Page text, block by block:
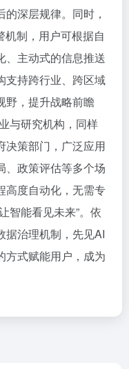
深层规律。同时，
机制，用户可根据自
、主动式的信息推送
支持跨行业、跨区域
野，提升战略前瞻
与研究机构，同样
决策部门，广泛应用
、政策评估等多个场
高度自动化，无需专
智能看见未来”。依
据治理机制，先见AI
方式赋能用户，成为